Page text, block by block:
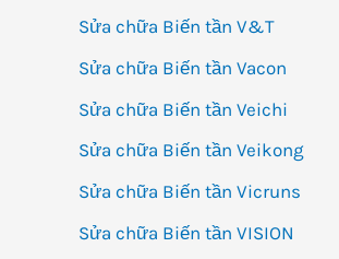
Sửa chữa Biến tần V&T
Sửa chữa Biến tần Vacon
Sửa chữa Biến tần Veichi
Sửa chữa Biến tần Veikong
Sửa chữa Biến tần Vicruns
Sửa chữa Biến tần VISION